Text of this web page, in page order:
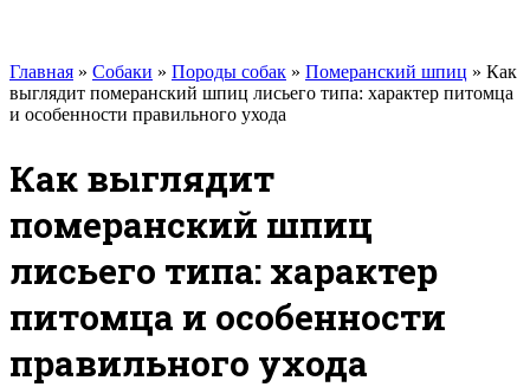
Главная » Собаки » Породы собак » Померанский шпиц » Как
выглядит померанский шпиц лисьего типа: характер питомца
и особенности правильного ухода
Как выглядит
померанский шпиц
лисьего типа: характер
питомца и особенности
правильного ухода